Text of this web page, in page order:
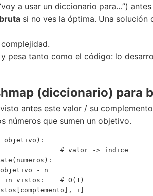
a usar un diccionario para…”)
si no ves la óptima. Una solución
pesa tanto como el código: lo
(diccionario) para
antes este valor / su
números que sumen un objetivo.
objetivo):
# valor -> índice
- n
in vistos:    # O(1)
i]